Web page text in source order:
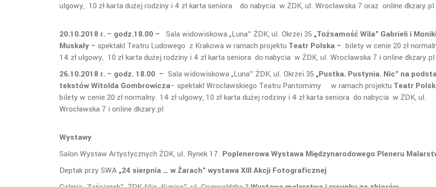
ulgowy, 10 zł karta dużej rodziny i 4 zł karta seniora do nabycia w ŻDK, ul. Wrocławska 7 oraz online dkzary.pl
20.10.2018 r. – godz.18.00 – Sala widowiskowa „Luna” ŻDK, ul. Okrzei 35 „Tożsamość Wila” Gabrieli i
Muskały – spektakl Teatru Ludowego z Krakowa w ramach projektu Teatr Polska – bilety w cenie 20 zł
14 zł ulgowy, 10 zł karta dużej rodziny i 4 zł karta seniora do nabycia w ŻDK, ul. Wrocławska 7 i online dkzary.pl
26.10.2018 r. – godz. 18.00 – Sala widowiskowa „Luna” ŻDK, ul. Okrzei 35 „Pustka. Pustynia. Nic” na
tekstów Witolda Gombrowicza– spektakl Wrocławskiego Teatru Pantomimy w ramach projektu Teatr
bilety w cenie 20 zł normalny. 14 zł ulgowy, 10 zł karta dużej rodziny i 4 zł karta seniora do nabycia w ŻDK, ul.
Wrocławska 7 i online dkzary.pl
Wystawy
Salon Wystaw Artystycznych ŻDK, ul. Rynek 17. Poplenerowa Wystawa Międzynarodowego Pleneru
Deptak przy SWA „24 sierpnia … w Żarach” wystawa XIII Akcji Fotograficznej